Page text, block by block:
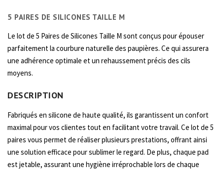
TAILLE
M"
on
Facebook
5 PAIRES DE SILICONES TAILLE M
Le lot de 5 Paires de Silicones Taille M sont conçus pour épouser
parfaitement la courbure naturelle des paupières. Ce qui assurera
une adhérence optimale et un rehaussement précis des cils
moyens.
DESCRIPTION
Fabriqués en silicone de haute qualité, ils garantissent un confort
maximal pour vos clientes tout en facilitant votre travail. Ce lot de 5
paires vous permet de réaliser plusieurs prestations, offrant ainsi
une solution efficace pour sublimer le regard. De plus, chaque pad
est jetable, assurant une hygiène irréprochable lors de chaque